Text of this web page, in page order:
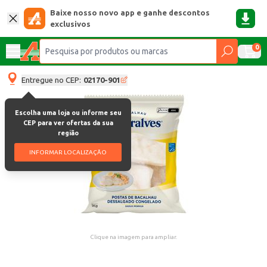
Baixe nosso novo app e ganhe descontos
exclusivos
0
Entregue no CEP: 02170-901
Escolha uma loja ou informe seu
CEP para ver ofertas da sua
região
INFORMAR LOCALIZAÇÃO
Clique na imagem para ampliar.